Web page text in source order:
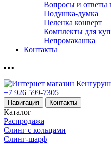
Вопросы и ответы
Подушка-думка
Пеленка конверт
Комплекты для
Непромакашка
Контакты
+7 926 599-7305
Навигация Контакты
Каталог
Распродажа
Слинг с кольцами
Слинг-шарф